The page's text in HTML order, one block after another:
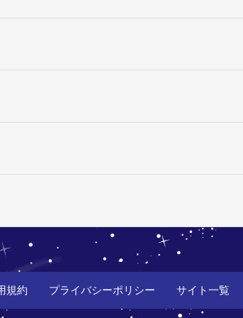
規約 プライバシーポリシー サイト一覧